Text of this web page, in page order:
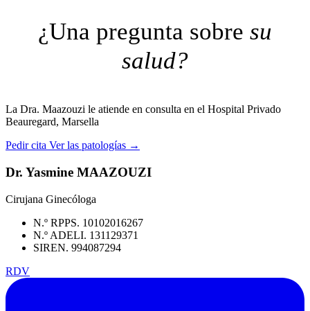
¿Una pregunta sobre su
salud?
La Dra. Maazouzi le atiende en consulta en el Hospital Privado
Beauregard, Marsella
Pedir cita Ver las patologías →
Dr. Yasmine MAAZOUZI
Cirujana Ginecóloga
N.º RPPS. 10102016267
N.º ADELI. 131129371
SIREN. 994087294
RDV